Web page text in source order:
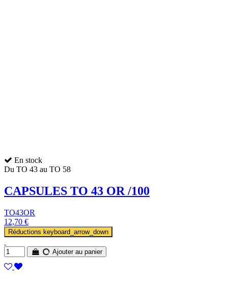
En stock
Du TO 43 au TO 58
CAPSULES TO 43 OR /100
TO43OR
12,70 €
Réductions keyboard_arrow_down
Ajouter au panier